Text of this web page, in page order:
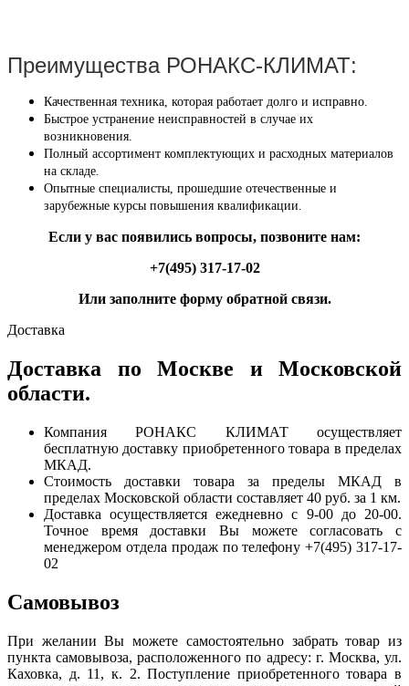
Преимущества РОНАКС-КЛИМАТ:
Качественная техника, которая работает долго и исправно.
Быстрое устранение неисправностей в случае их
возникновения.
Полный ассортимент комплектующих и расходных материалов
на складе.
Опытные специалисты, прошедшие отечественные и
зарубежные курсы повышения квалификации.
Если у вас появились вопросы, позвоните нам:
+7(495) 317-17-02
Или заполните форму обратной связи.
Доставка
Доставка по Москве и Московской
области.
Компания РОНАКС КЛИМАТ осуществляет
бесплатную доставку приобретенного товара в пределах
МКАД.
Стоимость доставки товара за пределы МКАД в
пределах Московской области составляет 40 руб. за 1 км.
Доставка осуществляется ежедневно с 9-00 до 20-00.
Точное время доставки Вы можете согласовать с
менеджером отдела продаж по телефону +7(495) 317-17-
02
Самовывоз
При желании Вы можете самостоятельно забрать товар из
пункта самовывоза, расположенного по адресу: г. Москва, ул.
Каховка, д. 11, к. 2. Поступление приобретенного товара в